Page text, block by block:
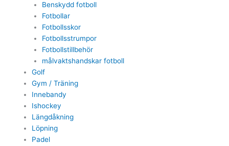
Benskydd fotboll
Fotbollar
Fotbollsskor
Fotbollsstrumpor
Fotbollstillbehör
målvaktshandskar fotboll
Golf
Gym / Träning
Innebandy
Ishockey
Längdåkning
Löpning
Padel